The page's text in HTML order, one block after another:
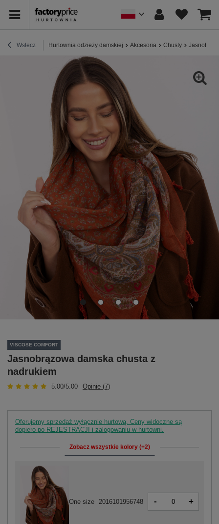
Wstecz Hurtownia odzieży damskiej Akcesoria Chusty
VISCOSE COMFORT
Jasnobrązowa damska chusta z
nadrukiem
5.00/5.00 Opinie (7)
Oferujemy sprzedaż wyłącznie hurtową. Ceny widoczne są
dopiero po REJESTRACJI i zalogowaniu w hurtowni.
Zobacz wszystkie kolory (+2)
One size 2016101956748 - +